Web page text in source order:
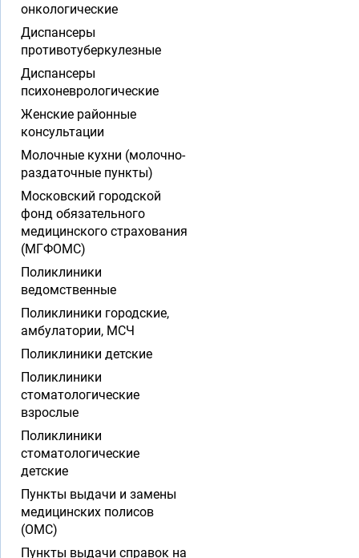
онкологические
Диспансеры
противотуберкулезные
Диспансеры
психоневрологические
Женские районные
консультации
Молочные кухни (молочно-
раздаточные пункты)
Московский городской
фонд обязательного
медицинского страхования
(МГФОМС)
Поликлиники
ведомственные
Поликлиники городские,
амбулатории, МСЧ
Поликлиники детские
Поликлиники
стоматологические
взрослые
Поликлиники
стоматологические
детские
Пункты выдачи и замены
медицинских полисов
(ОМС)
Пункты выдачи справок на